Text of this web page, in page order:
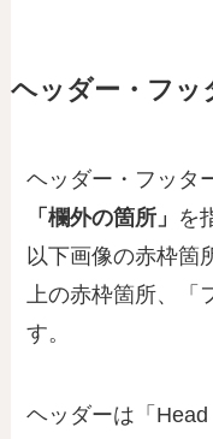
ヘッダー・フッ
ヘッダー・フッタ
「欄外の箇所」 を
以下画像の赤枠箇
上の赤枠箇所、
す。
ヘッダーは「